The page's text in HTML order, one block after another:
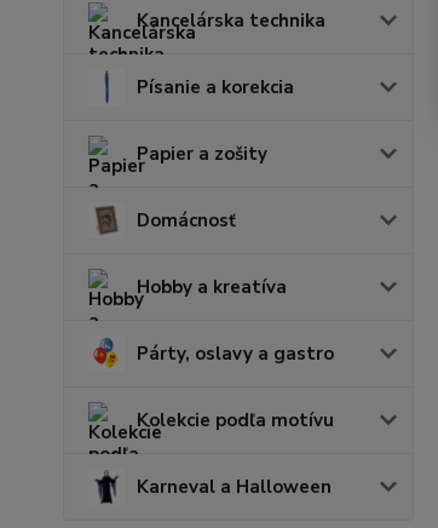
Kancelárska technika
Písanie a korekcia
Papier a zošity
Domácnosť
Hobby a kreatíva
Párty, oslavy a gastro
Kolekcie podľa motívu
Karneval a Halloween